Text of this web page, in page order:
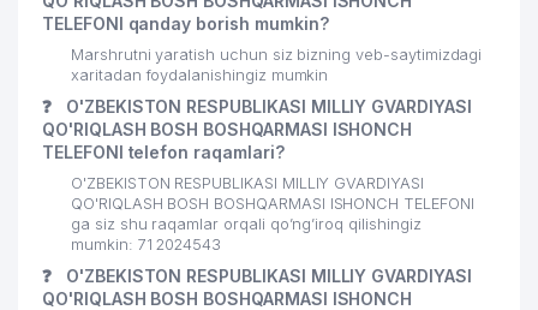
TELEFONI qanday borish mumkin?
Marshrutni yaratish uchun siz bizning veb-saytimizdagi
xaritadan foydalanishingiz mumkin
❓
O'ZBEKISTON RESPUBLIKASI MILLIY GVARDIYASI
QO'RIQLASH BOSH BOSHQARMASI ISHONCH
TELEFONI telefon raqamlari?
O'ZBEKISTON RESPUBLIKASI MILLIY GVARDIYASI
QO'RIQLASH BOSH BOSHQARMASI ISHONCH TELEFONI
ga siz shu raqamlar orqali qo’ng’iroq qilishingiz
mumkin: 71 2024543
❓
O'ZBEKISTON RESPUBLIKASI MILLIY GVARDIYASI
QO'RIQLASH BOSH BOSHQARMASI ISHONCH